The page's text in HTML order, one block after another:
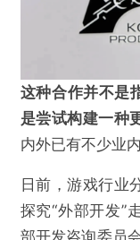
这种合作并不是
是尝试构建一种
内外已有不少业
日前，游戏行业
探究“外部开发”